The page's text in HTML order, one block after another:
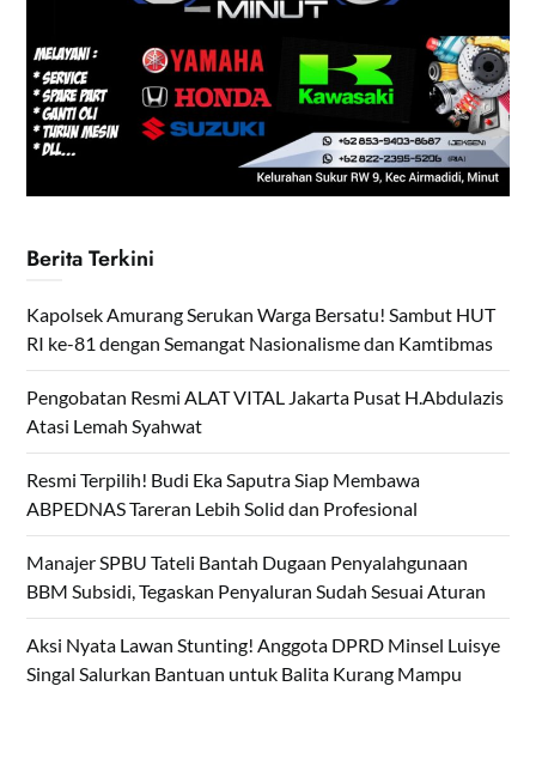
Berita Terkini
Kapolsek Amurang Serukan Warga Bersatu! Sambut HUT
RI ke-81 dengan Semangat Nasionalisme dan Kamtibmas
Pengobatan Resmi ALAT VITAL Jakarta Pusat H.Abdulazis
Atasi Lemah Syahwat
Resmi Terpilih! Budi Eka Saputra Siap Membawa
ABPEDNAS Tareran Lebih Solid dan Profesional
Manajer SPBU Tateli Bantah Dugaan Penyalahgunaan
BBM Subsidi, Tegaskan Penyaluran Sudah Sesuai Aturan
Aksi Nyata Lawan Stunting! Anggota DPRD Minsel Luisye
Singal Salurkan Bantuan untuk Balita Kurang Mampu